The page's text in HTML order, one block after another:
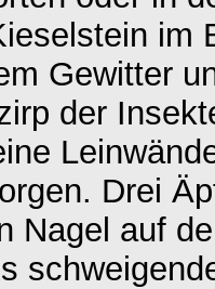
im
Gewitter
der
Drei
Nagel auf